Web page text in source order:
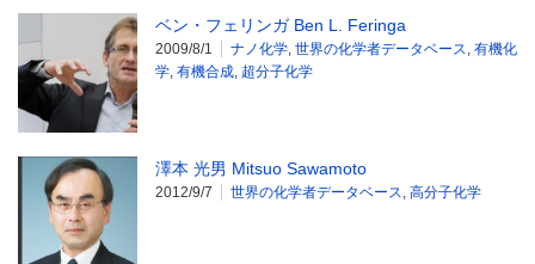
ベン・フェリンガ Ben L. Feringa
2009/8/1 ナノ化学, 世界の化学者データベース, 有機化
学, 有機合成, 超分子化学
澤本 光男 Mitsuo Sawamoto
2012/9/7 世界の化学者データベース, 高分子化学